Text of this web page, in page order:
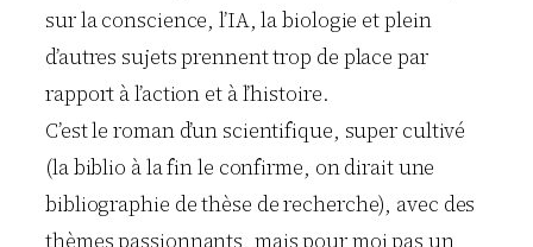
sur la conscience, l’IA, la biologie et plein
d’autres sujets prennent trop de place par
rapport à l’action et à l’histoire.
C’est le roman d’un scientifique, super cultivé
(la biblio à la fin le confirme, on dirait une
bibliographie de thèse de recherche), avec des